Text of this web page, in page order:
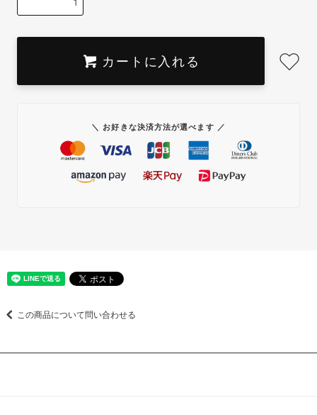
カートに入れる
＼ お好きな決済方法が選べます ／
この商品について問い合わせる